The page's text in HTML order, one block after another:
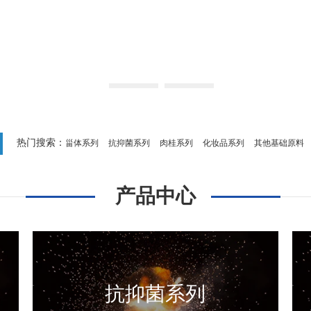
热门搜索： 甾体系列 抗抑菌系列 肉桂系列 化妆品系列 其他基础原料
产品中心
抗抑菌系列